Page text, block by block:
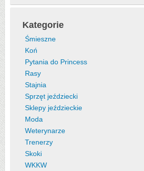
Kategorie
Śmieszne
Koń
Pytania do Princess
Rasy
Stajnia
Sprzęt jeździecki
Sklepy jeździeckie
Moda
Weterynarze
Trenerzy
Skoki
WKKW